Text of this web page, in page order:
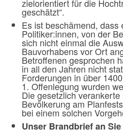
zielorientiert für die
geschätzt“.
Es ist beschämend,
Politiker:innen, von der
sich nicht einmal die
Bauvorhabens vor Ort
Betroffenen gesprochen
in all den Jahren nicht
Forderungen in über
1. Offenlegung wurden
Die gesetzlich
Bevölkerung am
bei einem solchen
Unser Brandbrief an